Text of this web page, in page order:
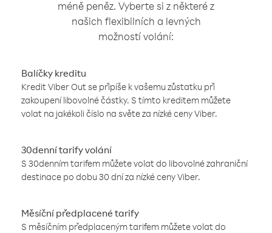
méně peněz. Vyberte si z některé z
našich flexibilních a levných
možností volání:
Balíčky kreditu
Kredit Viber Out se připíše k vašemu zůstatku při
zakoupení libovolné částky. S tímto kreditem můžete
volat na jakékoli číslo na světe za nízké ceny Viber.
30denní tarify volání
S 30denním tarifem můžete volat do libovolné zahraniční
destinace po dobu 30 dní za nízké ceny Viber.
Měsíční předplacené tarify
S měsíčním předplaceným tarifem můžete volat do